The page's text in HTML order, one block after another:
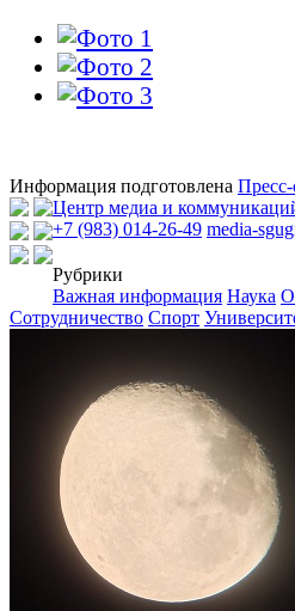
Информация подготовлена
Центр медиа и
+7 (983) 014-26-49 media-
Рубрики
Важная информация Наука
Сотрудничество Спорт